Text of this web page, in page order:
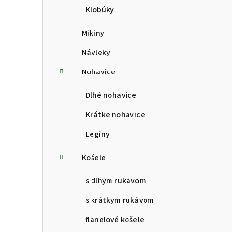
Klobúky
Mikiny
Návleky
Nohavice
Dlhé nohavice
Krátke nohavice
Legíny
Košele
s dlhým rukávom
s krátkym rukávom
flanelové košele